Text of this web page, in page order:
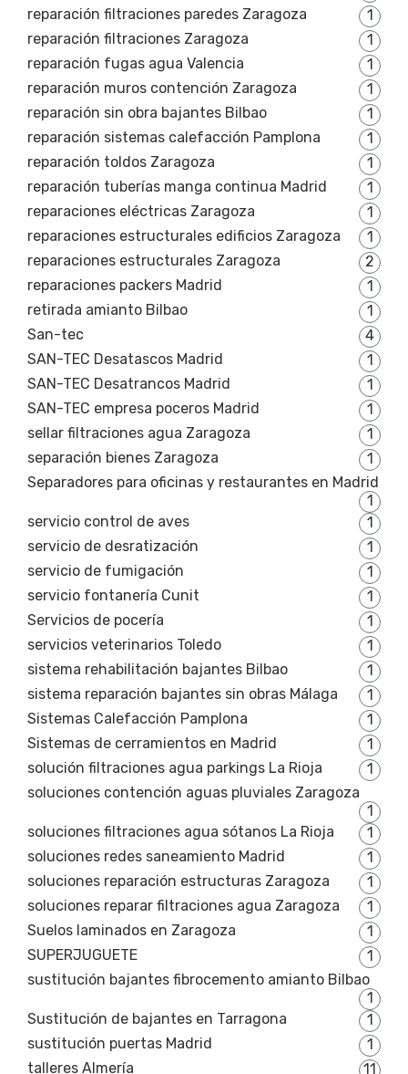
reparación filtraciones paredes Zaragoza
1
reparación filtraciones Zaragoza
1
reparación fugas agua Valencia
1
reparación muros contención Zaragoza
1
reparación sin obra bajantes Bilbao
1
reparación sistemas calefacción Pamplona
1
reparación toldos Zaragoza
1
reparación tuberías manga continua Madrid
1
reparaciones eléctricas Zaragoza
1
reparaciones estructurales edificios Zaragoza
1
reparaciones estructurales Zaragoza
2
reparaciones packers Madrid
1
retirada amianto Bilbao
1
San-tec
4
SAN-TEC Desatascos Madrid
1
SAN-TEC Desatrancos Madrid
1
SAN-TEC empresa poceros Madrid
1
sellar filtraciones agua Zaragoza
1
separación bienes Zaragoza
1
Separadores para oficinas y restaurantes en Madrid
1
servicio control de aves
1
servicio de desratización
1
servicio de fumigación
1
servicio fontanería Cunit
1
Servicios de pocería
1
servicios veterinarios Toledo
1
sistema rehabilitación bajantes Bilbao
1
sistema reparación bajantes sin obras Málaga
1
Sistemas Calefacción Pamplona
1
Sistemas de cerramientos en Madrid
1
solución filtraciones agua parkings La Rioja
1
soluciones contención aguas pluviales Zaragoza
1
soluciones filtraciones agua sótanos La Rioja
1
soluciones redes saneamiento Madrid
1
soluciones reparación estructuras Zaragoza
1
soluciones reparar filtraciones agua Zaragoza
1
Suelos laminados en Zaragoza
1
SUPERJUGUETE
1
sustitución bajantes fibrocemento amianto Bilbao
1
Sustitución de bajantes en Tarragona
1
sustitución puertas Madrid
1
talleres Almería
11